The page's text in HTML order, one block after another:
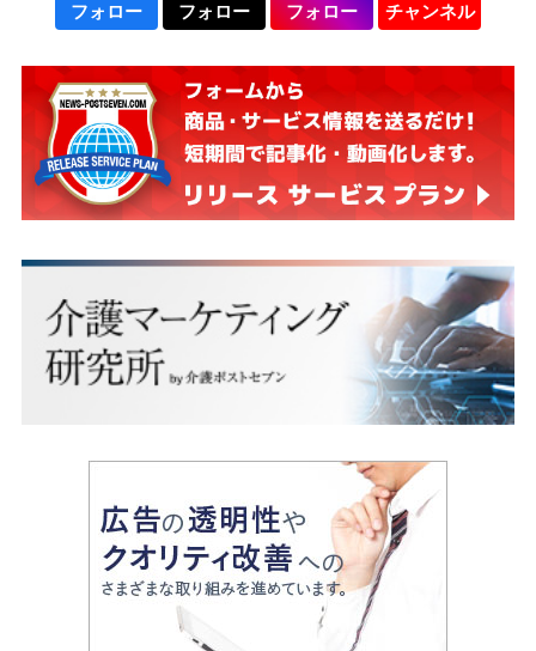
フォロー フォロー フォロー チャンネル